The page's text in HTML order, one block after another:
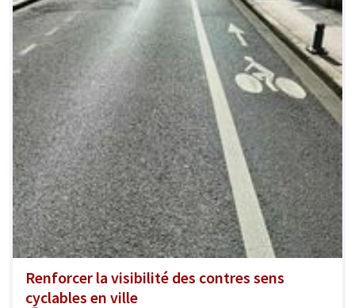
Renforcer la visibilité des contres sens
cyclables en ville